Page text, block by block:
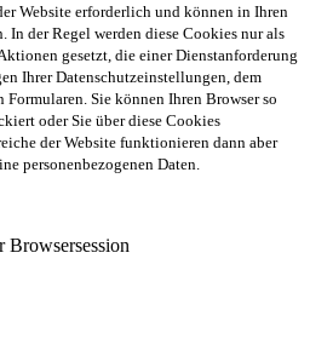
Website erforderlich und können in Ihren
In der Regel werden diese Cookies nur als
gesetzt, die einer Dienstanforderung
Ihrer Datenschutzeinstellungen, dem
Sie können Ihren Browser so
oder Sie über diese Cookies
der Website funktionieren dann aber
personenbezogenen Daten.
Browsersession